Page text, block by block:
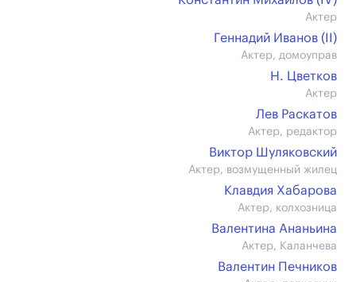
Актер
Геннадий Иванов (II)
Актер, домоуправ
Н. Цветков
Актер
Лев Раскатов
Актер, редактор
Виктор Шуляковский
Актер, возмущенный жилец
Клавдия Хабарова
Актер, колхозница
Валентина Ананьина
Актер, Каланчева
Валентин Печников